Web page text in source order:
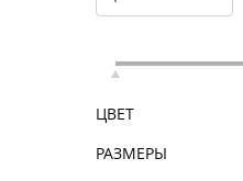
ЦВЕТ
РАЗМЕРЫ